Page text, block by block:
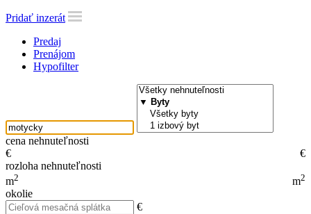
Pridať inzerát
Predaj
Prenájom
Hypofilter
cena nehnuteľnosti
€
€
rozloha nehnuteľnosti
m2 m2
okolie
€